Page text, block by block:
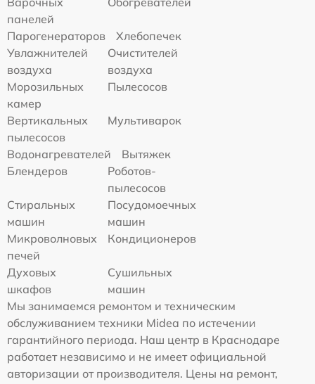
панелей
Парогенераторов
Хлебопечек
Увлажнителей
воздуха
Очистителей
воздуха
Морозильных
камер
Пылесосов
Вертикальных
пылесосов
Мультиварок
Водонагревателей
Вытяжек
Блендеров
Роботов-
пылесосов
Стиральных
машин
Посудомоечных
машин
Микроволновых
печей
Кондиционеров
Духовых
шкафов
Сушильных
машин
Мы занимаемся ремонтом и техническим
обслуживанием техники Midea по истечении
гарантийного периода. Наш центр в Краснодаре
работает независимо и не имеет официальной
авторизации от производителя. Цены на ремонт,